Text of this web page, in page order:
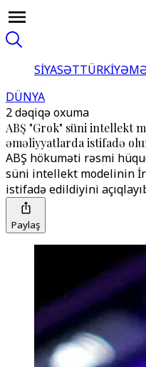
SİYASƏTTÜRKİYƏ
DÜNYA
2 dəqiqə oxuma
ABŞ "Grok" süni intellekt
əməliyyatlarda istifadə
ABŞ hökuməti rəsmi
süni intellekt modelinin
istifadə edildiyini
Paylaş